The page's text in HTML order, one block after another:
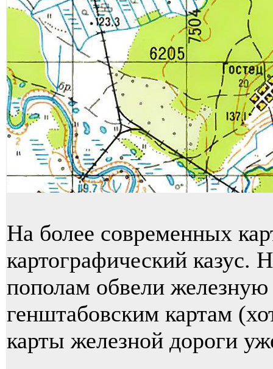
На более современных
картографический казус.
пополам обвели
генштабовским картам
карты железной дороги